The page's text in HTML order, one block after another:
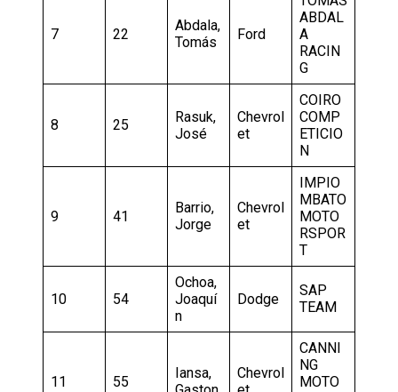
7 22
Abdala,
Tomás
Ford
ABDAL
A
RACIN
G
8 25
Rasuk,
José
Chevrol
et
COIRO
COMP
ETICIO
N
9 41
Barrio,
Jorge
Chevrol
et
IMPIO
MBATO
MOTO
RSPOR
T
10 54
Ochoa,
Joaquí
n
Dodge
SAP
TEAM
11 55
Iansa,
Chevrol
CANNI
NG
MOTO